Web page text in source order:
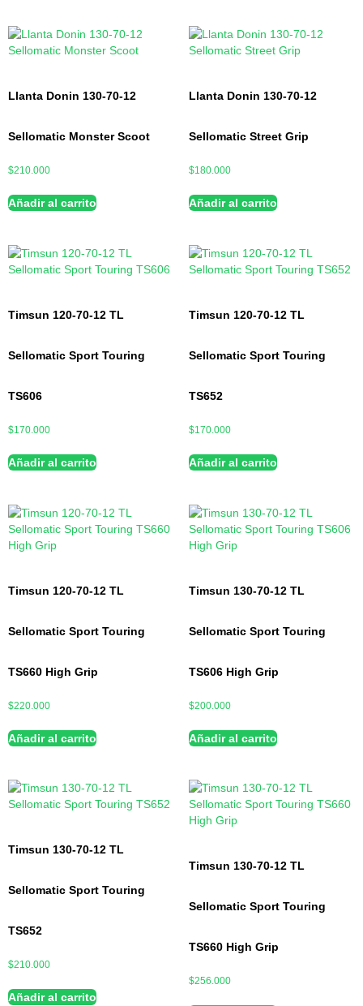
Llanta Donin 130-70-12
Sellomatic Monster Scoot
$210.000
Añadir al carrito
Llanta Donin 130-70-12
Sellomatic Street Grip
$180.000
Añadir al carrito
Timsun 120-70-12 TL
Sellomatic Sport Touring
TS606
$170.000
Añadir al carrito
Timsun 120-70-12 TL
Sellomatic Sport Touring
TS652
$170.000
Añadir al carrito
Timsun 120-70-12 TL
Sellomatic Sport Touring
TS660 High Grip
$220.000
Añadir al carrito
Timsun 130-70-12 TL
Sellomatic Sport Touring
TS606 High Grip
$200.000
Añadir al carrito
Timsun 130-70-12 TL
Sellomatic Sport Touring
TS652
$210.000
Añadir al carrito
Timsun 130-70-12 TL
Sellomatic Sport Touring
TS660 High Grip
$256.000